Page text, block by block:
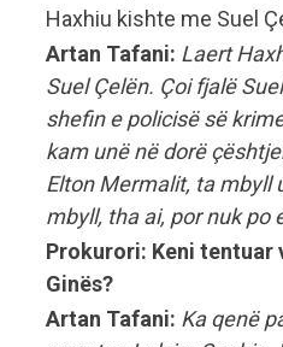
Haxhiu kishte me Suel
Artan Tafani: Laert
Suel Çelën. Çoi fjalë
shefin e policisë së
kam unë në dorë
Elton Mermalit, ta mbyll
mbyll, tha ai, por nuk po
Prokurori: Keni tentuar
Ginës?
Artan Tafani: Ka qenë